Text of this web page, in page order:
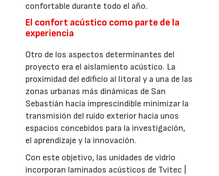
confortable durante todo el año.
El confort acústico como parte de la
experiencia
Otro de los aspectos determinantes del
proyecto era el aislamiento acústico. La
proximidad del edificio al litoral y a una de las
zonas urbanas más dinámicas de San
Sebastián hacía imprescindible minimizar la
transmisión del ruido exterior hacia unos
espacios concebidos para la investigación,
el aprendizaje y la innovación.
Con este objetivo, las unidades de vidrio
incorporan laminados acústicos de Tvitec |